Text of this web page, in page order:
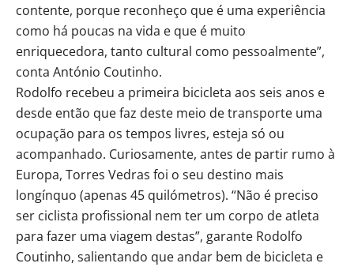
contente, porque reconheço que é uma experiência
como há poucas na vida e que é muito
enriquecedora, tanto cultural como pessoalmente”,
conta António Coutinho.
Rodolfo recebeu a primeira bicicleta aos seis anos e
desde então que faz deste meio de transporte uma
ocupação para os tempos livres, esteja só ou
acompanhado. Curiosamente, antes de partir rumo à
Europa, Torres Vedras foi o seu destino mais
longínquo (apenas 45 quilómetros). “Não é preciso
ser ciclista profissional nem ter um corpo de atleta
para fazer uma viagem destas”, garante Rodolfo
Coutinho, salientando que andar bem de bicicleta e